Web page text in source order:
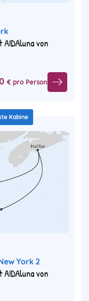
von
€ pro Person
Kabine
York 2
von